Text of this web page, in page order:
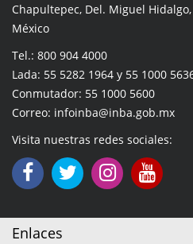
Chapultepec, Del. Miguel
México
Tel.: 800 904 4000
Lada: 55 5282 1964 y 55 1000
Conmutador: 55 1000 5600
Correo: infoinba@inba.gob.mx
Visita nuestras redes sociales:
Enlaces